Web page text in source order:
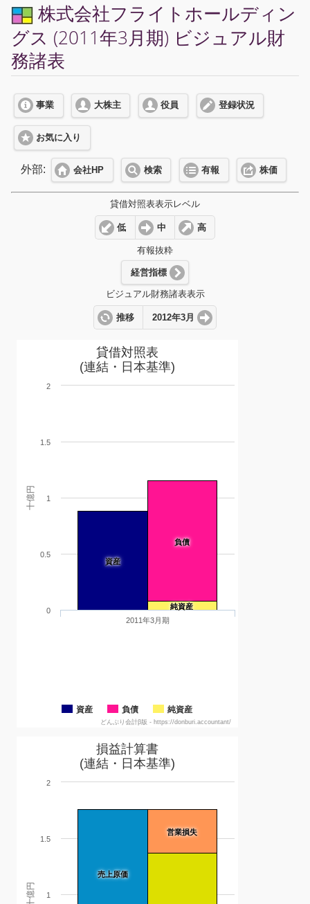
株式会社フライトホールディン
グス (2011年3月期) ビジュアル財
務諸表
事業 大株主 役員 登録状況
お気に入り
外部: 会社HP 検索 有報 株価
貸借対照表表示レベル
低 中 高
有報抜粋
経営指標
ビジュアル財務諸表表示
推移 2012年3月
十億円
貸借対照表
(連結・日本基準)
資産
負債
純資産
資産 負債 純資産
2011年3月期
0
0.5
1
1.5
2
どんぶり会計β版 - https://donburi.accountant/
十億円
損益計算書
(連結・日本基準)
売上原価
営業損失
1
1.5
2